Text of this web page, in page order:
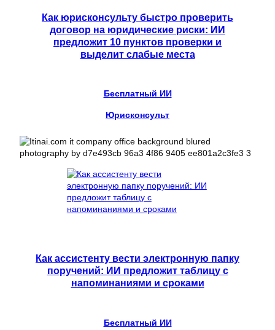
Как юрисконсульту быстро проверить
договор на юридические риски: ИИ
предложит 10 пунктов проверки и
выделит слабые места
Бесплатный ИИ
Юрисконсульт
Как ассистенту вести электронную папку
поручений: ИИ предложит таблицу с
напоминаниями и сроками
Бесплатный ИИ